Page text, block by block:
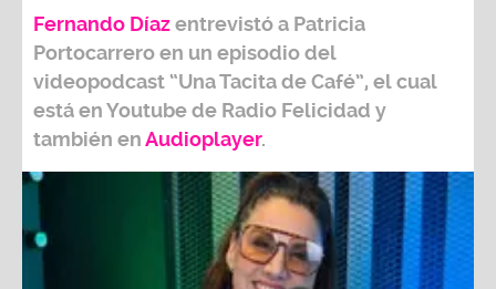
Fernando Díazentrevistó a Patricia
Portocarreroen un episodio del
videopodcast “Una Tacita de Café”, el cual
está en Youtube de Radio Felicidad y
también enAudioplayer.